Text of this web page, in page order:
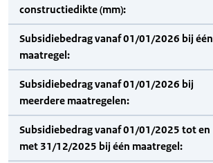
constructiedikte (mm):
Subsidiebedrag vanaf 01/01/2026 bij één
maatregel:
Subsidiebedrag vanaf 01/01/2026 bij
meerdere maatregelen:
Subsidiebedrag vanaf 01/01/2025 tot en
met 31/12/2025 bij één maatregel: